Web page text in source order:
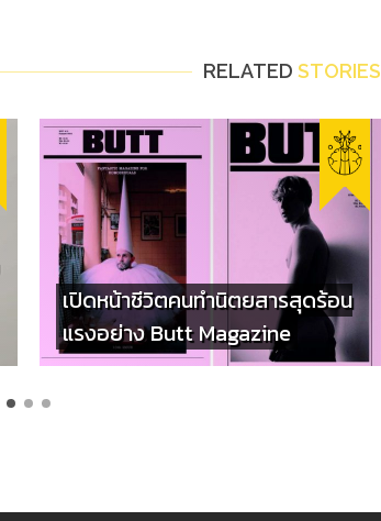
RELATED STORIES
เปิดหน้าชีวิตคนทำนิตยสารสุดร้อน
แรงอย่าง Butt Magazine